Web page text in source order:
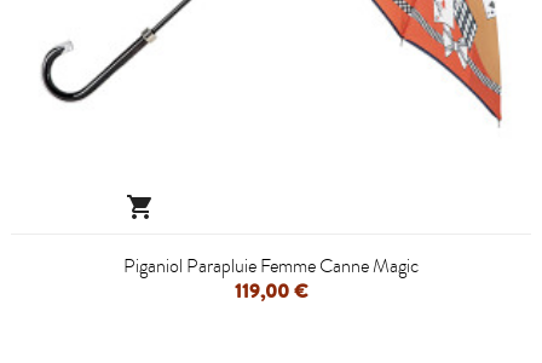

Piganiol Parapluie Femme Canne Magic
119,00 €